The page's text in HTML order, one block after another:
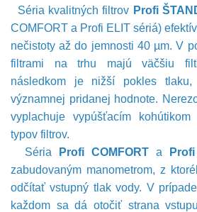
  Séria kvalitných
filtrov Profi Š
COMFORT a Profi ELIT sériá)
nečistoty až do jemnosti 40 µm. V
filtrami na trhu majú väčšiu
následkom je nižší pokles
významnej pridanej hodnote.
vyplachuje vypúšťacím
typov filtrov.
Séria Profi COMFORT a
zabudovaným manometrom, z
odčítať vstupný tlak vody. V
každom sa dá otočiť strana